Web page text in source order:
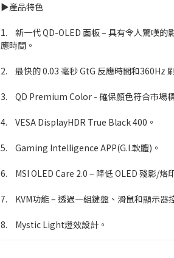
▶️產品特色
1.	新一代 QD-OLED 面板 – 具有令人驚嘆的影像品質和快速反
應時間。
2.	最快的 0.03 毫秒 GtG 反應時間和360Hz
3.	QD Premium Color - 確保顏色符合市
4.	VESA DisplayHDR True Black 400。
5.	Gaming Intelligence APP(G.I.軟體)。
6.	MSI OLED Care 2.0 – 降低 OLED 殘影/烙
7.	KVM功能 – 透過一組鍵盤、滑鼠和顯示器
8.	Mystic Light燈效設計。